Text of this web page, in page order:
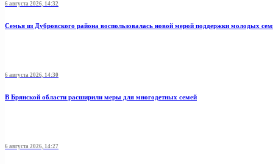
6 августа 2026, 14:32
Семья из Дубровского района воспользовалась новой мерой поддержки молодых
6 августа 2026, 14:30
В Брянской области расширили меры для многодетных семей
6 августа 2026, 14:27